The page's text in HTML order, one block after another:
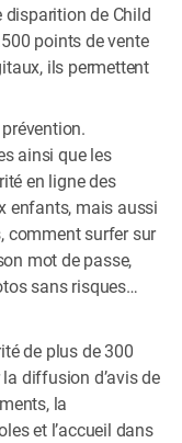
disparition de Child
points de vente
ils permettent
ainsi que les
en ligne des
enfants, mais aussi
comment surfer sur
mot de passe,
sans risques…
de plus de 300
diffusion d’avis de
la
et l’accueil dans